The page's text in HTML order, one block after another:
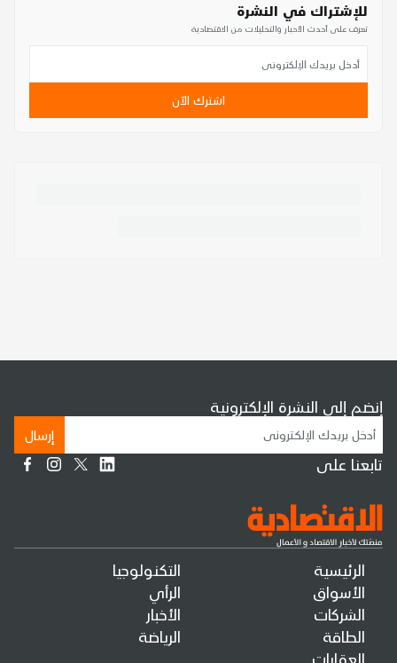
للإشتراك في النشرة
تعرف على أحدث الأخبار والتحليلات من الاقتصادية
اشترك الآن
الرئيسية
الأسواق
الشركات
الطاقة
العقارات
التكنولوجيا
الرأي
الأخبار
الرياضة
إنضم إلى النشرة الإلكترونية
إرسال
تابعنا على